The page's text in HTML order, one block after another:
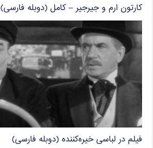
کارتون ارم و جیرجیر – کامل (دوبله فارسی)
فیلم در لباسی خیره‌کننده (دوبله فارسی)